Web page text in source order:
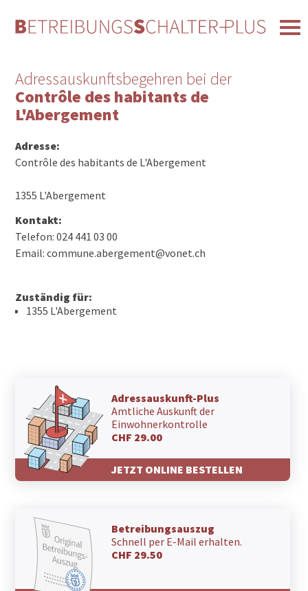
Adressauskunftsbegehren bei der
Contrôle des habitants de
L'Abergement
Adresse:
Contrôle des habitants de L'Abergement
1355 L'Abergement
Kontakt:
Telefon: 024 441 03 00
Email: commune.abergement@vonet.ch
Zuständig für:
1355 L'Abergement
Adressauskunft-Plus
Amtliche Auskunft der
Einwohnerkontrolle
CHF 29.00
JETZT ONLINE BESTELLEN
Betreibungsauszug
Schnell per E-Mail erhalten.
CHF 29.50